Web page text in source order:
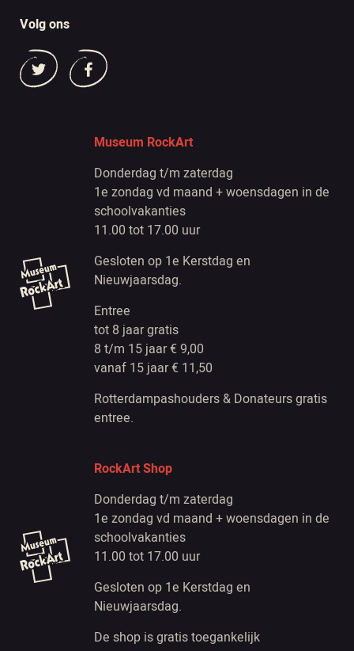
Volg ons
Museum RockArt
Donderdag t/m zaterdag
1e zondag vd maand + woensdagen in de
schoolvakanties
11.00 tot 17.00 uur
Gesloten op 1e Kerstdag en
Nieuwjaarsdag.
Entree
tot 8 jaar gratis
8 t/m 15 jaar € 9,00
vanaf 15 jaar € 11,50
Rotterdampashouders & Donateurs gratis
entree.
RockArt Shop
Donderdag t/m zaterdag
1e zondag vd maand + woensdagen in de
schoolvakanties
11.00 tot 17.00 uur
Gesloten op 1e Kerstdag en
Nieuwjaarsdag.
De shop is gratis toegankelijk